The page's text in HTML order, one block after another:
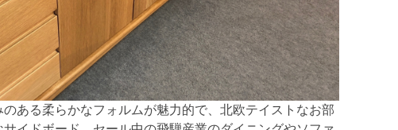
ある柔らかなフォルムが魅力的で、北欧テイストなお部